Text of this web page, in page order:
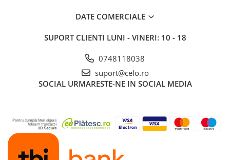
iPad Pro 12.9″ (1st gen - 2015)
iPad Pro 12.9″ (4th gen - 2020)
iPad Pro 12.9″ (5th gen - 2021)
iPad Pro 12.9″ (6th gen - 2022)
iPad (4th gen)
iPad 9.7″ (5th gen - 2017)
iPad 9.7″ (6th gen - 2018)
DATE COMERCIALE
SUPORT CLIENTI LUNI - VINERI: 10 - 18
0748118038
suport@celo.ro
SOCIAL URMARESTE-NE IN SOCIAL MEDIA